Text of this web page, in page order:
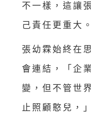
不一樣，這讓
己責任更重大。
張幼霖始終在
會連結，「企
變，但不管世
止照顧憨兒，